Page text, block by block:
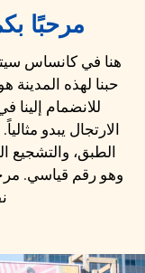
مرحبًا
هنا في كانساس
حبنا لهذه المدينة
للانضمام
الارتجال يبدو
وهو رقم قياسي.